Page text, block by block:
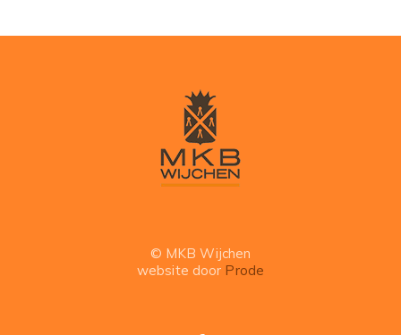
© MKB Wijchen
website door Prode